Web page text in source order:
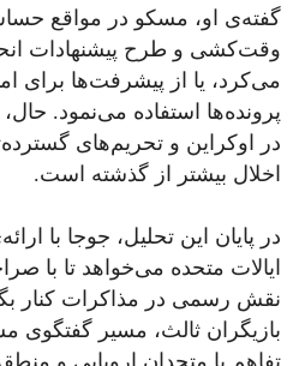
گفته‌ی او، مسکو در مواقع
وقت‌کشی و طرح پیشنهادات
می‌کرد، یا از پیشرفت‌ها برای
پرونده‌ها استفاده می‌نمود.
در اوکراین و تحریم‌های
اخلال بیشتر از گذشته است.
در پایان این تحلیل، جوجا با
ایالات متحده می‌خواهد تا با
نقش رسمی در مذاکرات کنار
بازیگران ثالث، مسیر گفتگوی
تفاهم با متحدان اروپایی و